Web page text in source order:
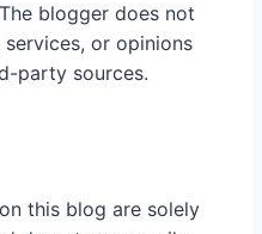
blogger does not
or opinions
party sources.
this blog are solely